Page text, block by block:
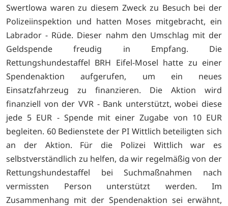
Swertlowa waren zu diesem Zweck zu Besuch bei der
Polizeiinspektion und hatten Moses mitgebracht, ein
Labrador - Rüde. Dieser nahm den Umschlag mit der
Geldspende freudig in Empfang. Die
Rettungshundestaffel BRH Eifel-Mosel hatte zu einer
Spendenaktion aufgerufen, um ein neues
Einsatzfahrzeug zu finanzieren. Die Aktion wird
finanziell von der VVR - Bank unterstützt, wobei diese
jede 5 EUR - Spende mit einer Zugabe von 10 EUR
begleiten. 60 Bedienstete der PI Wittlich beteiligten sich
an der Aktion. Für die Polizei Wittlich war es
selbstverständlich zu helfen, da wir regelmäßig von der
Rettungshundestaffel bei Suchmaßnahmen nach
vermissten Person unterstützt werden. Im
Zusammenhang mit der Spendenaktion sei erwähnt,